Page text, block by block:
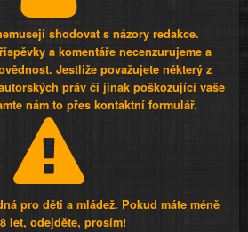
shodovat s názory redakce.
a komentáře necenzurujeme a
Jestliže považujete některý z
práv či jinak poškozující vaše
nám to přes kontaktní formulář.
pro děti a mládež. Pokud máte méně
let, odejděte, prosím!